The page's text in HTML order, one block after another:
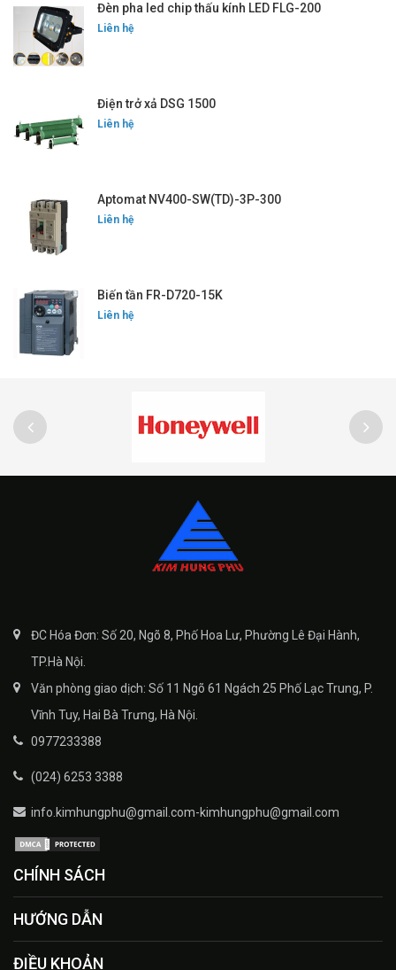
Đèn pha led chip thấu kính LED FLG-200
Liên hệ
Điện trở xả DSG 1500
Liên hệ
Aptomat NV400-SW(TD)-3P-300
Liên hệ
Biến tần FR-D720-15K
Liên hệ
ĐC Hóa Đơn: Số 20, Ngõ 8, Phố Hoa Lư, Phường Lê Đại Hành,
TP.Hà Nội.
Văn phòng giao dịch: Số 11 Ngõ 61 Ngách 25 Phố Lạc Trung, P.
Vĩnh Tuy, Hai Bà Trưng, Hà Nội.
0977233388
(024) 6253 3388
info.kimhungphu@gmail.com-kimhungphu@gmail.com
CHÍNH SÁCH
HƯỚNG DẪN
ĐIỀU KHOẢN